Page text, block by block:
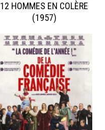
12 HOMMES EN COLÈRE
(1957)